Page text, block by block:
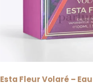
Esta Fleur Volaré –